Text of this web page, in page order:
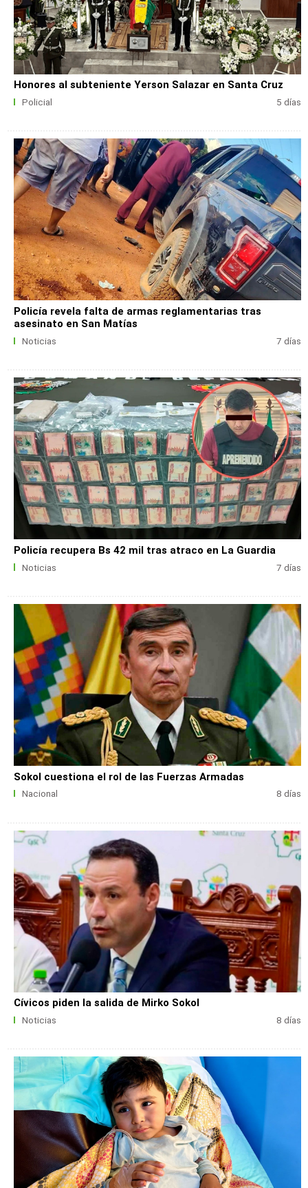
Honores al subteniente Yerson Salazar en Santa Cruz
Policial 5 días
Policía revela falta de armas reglamentarias tras
asesinato en San Matías
Noticias 7 días
Policía recupera Bs 42 mil tras atraco en La Guardia
Noticias 7 días
Sokol cuestiona el rol de las Fuerzas Armadas
Nacional 8 días
Cívicos piden la salida de Mirko Sokol
Noticias 8 días